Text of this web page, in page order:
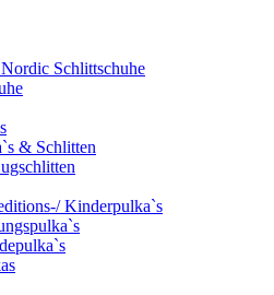
Schlittschuhe
& Schlitten
Kinderpulka`s